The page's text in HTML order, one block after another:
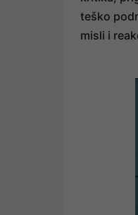
teško
misli i